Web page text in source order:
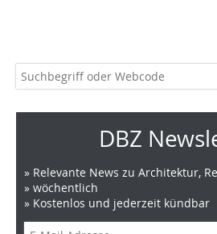
DBZ
» Relevante News zu Architektur,
» wöchentlich
» Kostenlos und jederzeit kündbar